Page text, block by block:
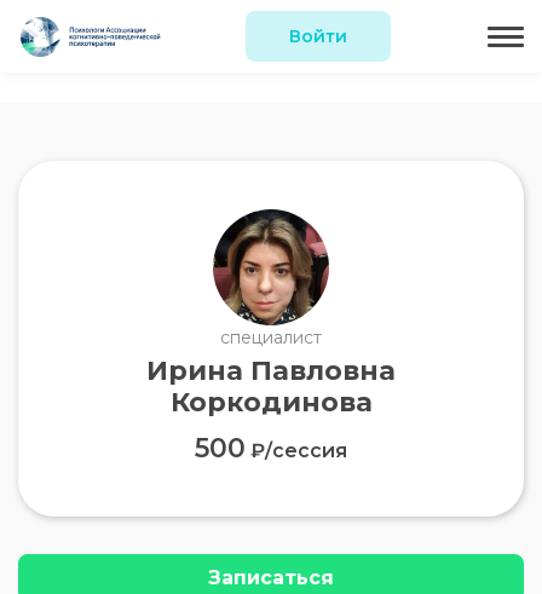
Войти
специалист
Ирина Павловна
Коркодинова
500 ₽/сессия
Записаться